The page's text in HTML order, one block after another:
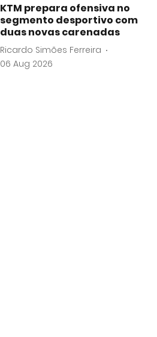
KTM prepara ofensiva no
segmento desportivo com
duas novas carenadas
Ricardo Simões Ferreira
06 Aug 2026